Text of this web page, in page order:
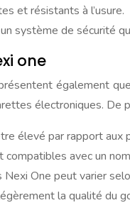
et résistants à l’usure.
système de sécurité
one
également
électroniques. De
élevé par rapport
compatibles avec un
One peut varier
la qualité du